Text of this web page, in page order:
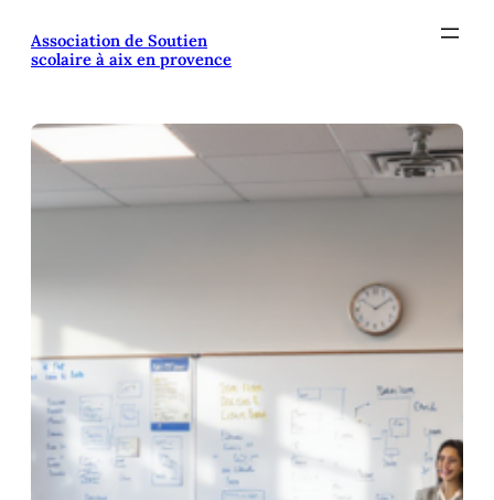
contenu
Association de Soutien
scolaire à aix en provence